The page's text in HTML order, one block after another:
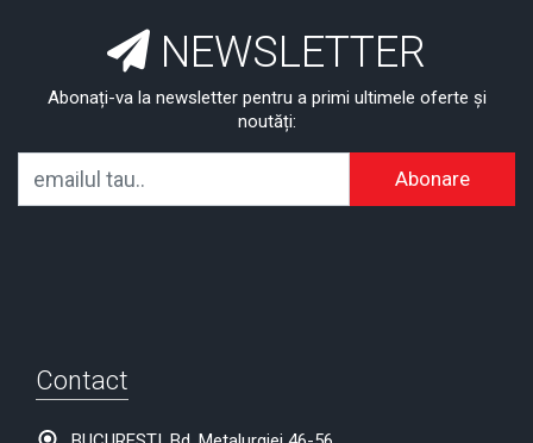
NEWSLETTER
Abonați-va la newsletter pentru a primi ultimele oferte și
noutăți:
Abonare
Contact